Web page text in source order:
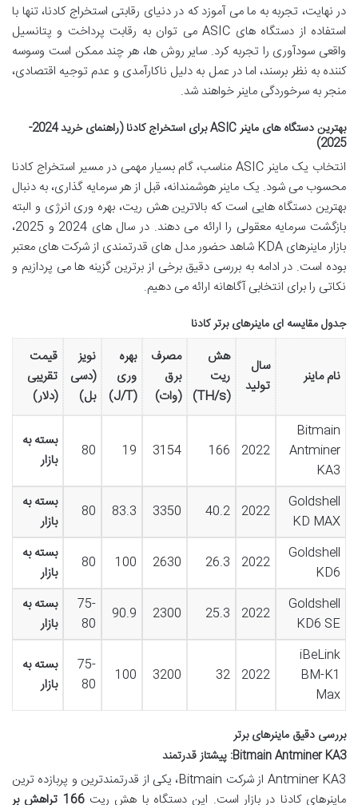
در نهایت، تجربه به ما می آموزد که در دنیای رقابتی استخراج کادنا، تنها با
استفاده از دستگاه های ASIC می توان به رقابت پرداخت و پتانسیل
واقعی سودآوری را تجربه کرد. سایر روش ها، هر چند ممکن است وسوسه
کننده به نظر برسند، اما در عمل به دلیل ناکارآمدی و عدم توجیه اقتصادی،
منجر به سرخوردگی ماینر خواهند شد.
بهترین دستگاه های ماینر ASIC برای استخراج کادنا (راهنمای خرید 2024-
2025)
انتخاب یک ماینر ASIC مناسب، گام بسیار مهمی در مسیر استخراج کادنا
محسوب می شود. یک ماینر هوشمندانه، قبل از هر سرمایه گذاری، به دنبال
بهترین دستگاه هایی است که بالاترین هش ریت، بهره وری انرژی و البته
بازگشت سرمایه معقولی را ارائه می دهند. در سال های 2024 و 2025،
بازار ماینرهای KDA شاهد حضور مدل های قدرتمندی از شرکت های معتبر
بوده است. در ادامه به بررسی دقیق برخی از برترین گزینه ها می پردازیم و
نکاتی را برای انتخابی آگاهانه ارائه می دهیم.
جدول مقایسه ای ماینرهای برتر کادنا
نام ماینر
سال
تولید
هش
ریت
(TH/s)
مصرف
برق
(وات)
بهره
وری
(J/T)
نویز
(دسی
بل)
قیمت
تقریبی
(دلار)
Bitmain
Antminer
KA3
2022
166
3154
19
80
بسته به
بازار
Goldshell
KD MAX
2022
40.2
3350
83.3
80
بسته به
بازار
Goldshell
KD6
2022
26.3
2630
100
80
بسته به
بازار
Goldshell
KD6 SE
2022
25.3
2300
90.9
75-
80
بسته به
بازار
iBeLink
BM-K1
Max
2022
32
3200
100
75-
80
بسته به
بازار
بررسی دقیق ماینرهای برتر
Bitmain Antminer KA3: پیشتاز قدرتمند
Antminer KA3 از شرکت Bitmain، یکی از قدرتمندترین و پربازده ترین
ماینرهای کادنا در بازار است. این دستگاه با هش ریت
166 تراهش بر